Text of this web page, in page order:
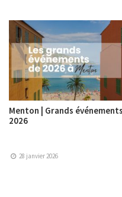
Menton | Grands événements
2026
28 janvier 2026